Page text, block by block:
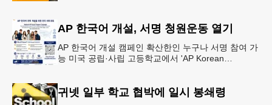
AP 한국어 개설, 서명 청원운동 열기
AP 한국어 개설 캠페인 확산한인 누구나 서명 참여 가
능 미국 공립·사립 고등학교에서 'AP Korean
귀넷 일부 학교 협박에 일시 봉쇄령